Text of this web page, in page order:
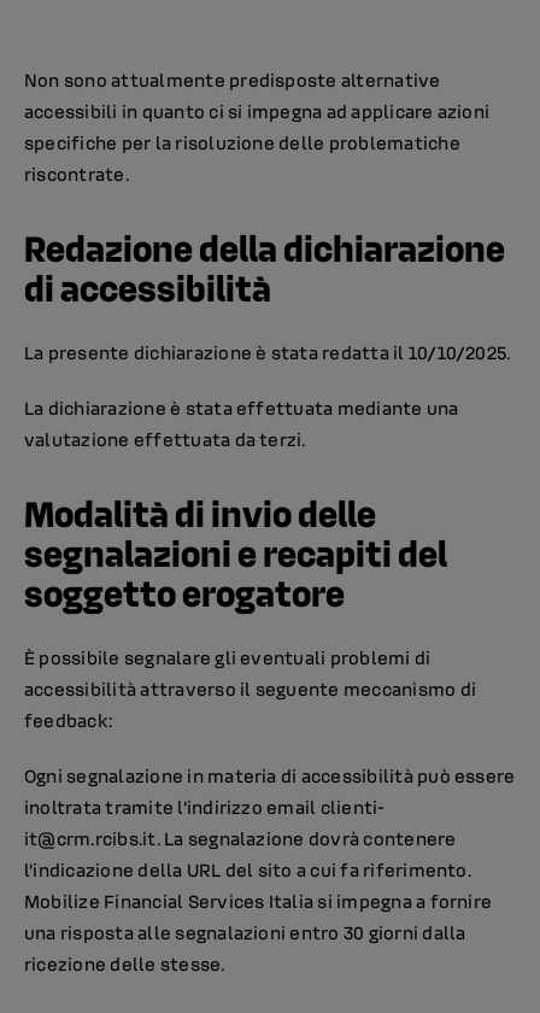
Non sono attualmente predisposte alternative
accessibili in quanto ci si impegna ad applicare azioni
specifiche per la risoluzione delle problematiche
riscontrate.
Redazione della dichiarazione
di accessibilità
La presente dichiarazione è stata redatta il 10/10/2025.
La dichiarazione è stata effettuata mediante una
valutazione effettuata da terzi.
Modalità di invio delle
segnalazioni e recapiti del
soggetto erogatore
È possibile segnalare gli eventuali problemi di
accessibilità attraverso il seguente meccanismo di
feedback:
Ogni segnalazione in materia di accessibilità può essere
inoltrata tramite l’indirizzo email clienti-
it@crm.rcibs.it. La segnalazione dovrà contenere
l’indicazione della URL del sito a cui fa riferimento.
Mobilize Financial Services Italia si impegna a fornire
una risposta alle segnalazioni entro 30 giorni dalla
ricezione delle stesse.